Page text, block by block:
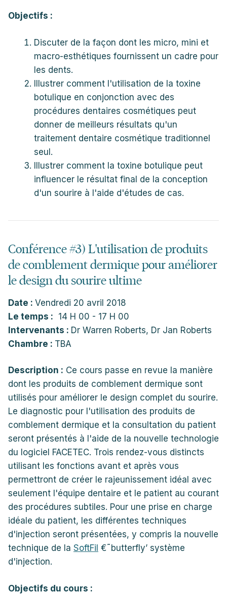
Objectifs :
Discuter de la façon dont les micro, mini et
macro-esthétiques fournissent un cadre pour
les dents.
Illustrer comment l'utilisation de la toxine
botulique en conjonction avec des
procédures dentaires cosmétiques peut
donner de meilleurs résultats qu'un
traitement dentaire cosmétique traditionnel
seul.
Illustrer comment la toxine botulique peut
influencer le résultat final de la conception
d'un sourire à l'aide d'études de cas.
Conférence #3) L'utilisation de produits
de comblement dermique pour améliorer
le design du sourire ultime
Date : Vendredi 20 avril 2018
Le temps : 14 H 00 - 17 H 00
Intervenants : Dr Warren Roberts, Dr Jan Roberts
Chambre : TBA
Description : Ce cours passe en revue la manière
dont les produits de comblement dermique sont
utilisés pour améliorer le design complet du sourire.
Le diagnostic pour l'utilisation des produits de
comblement dermique et la consultation du patient
seront présentés à l'aide de la nouvelle technologie
du logiciel FACETEC. Trois rendez-vous distincts
utilisant les fonctions avant et après vous
permettront de créer le rajeunissement idéal avec
seulement l'équipe dentaire et le patient au courant
des procédures subtiles. Pour une prise en charge
idéale du patient, les différentes techniques
d'injection seront présentées, y compris la nouvelle
technique de la SoftFil €˜butterfly’ système
d'injection.
Objectifs du cours :